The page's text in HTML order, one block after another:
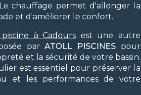
chauffage permet d'allonger la
et d'améliorer le confort.
à Cadours est une autre
parATOLL PISCINES pour
et la sécurité de votre bassin.
est essentiel pour préserver la
et les performances de votre